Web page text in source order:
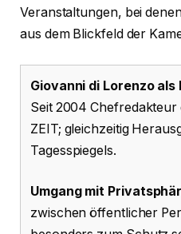
Veranstaltungen, bei
aus dem Blickfeld der
Giovanni di Lorenzo
Seit 2004
ZEIT; gleichzeitig
Tagesspiegels.
Umgang mit
zwischen öffentlicher